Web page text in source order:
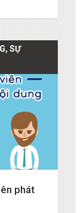
SỰ
phát